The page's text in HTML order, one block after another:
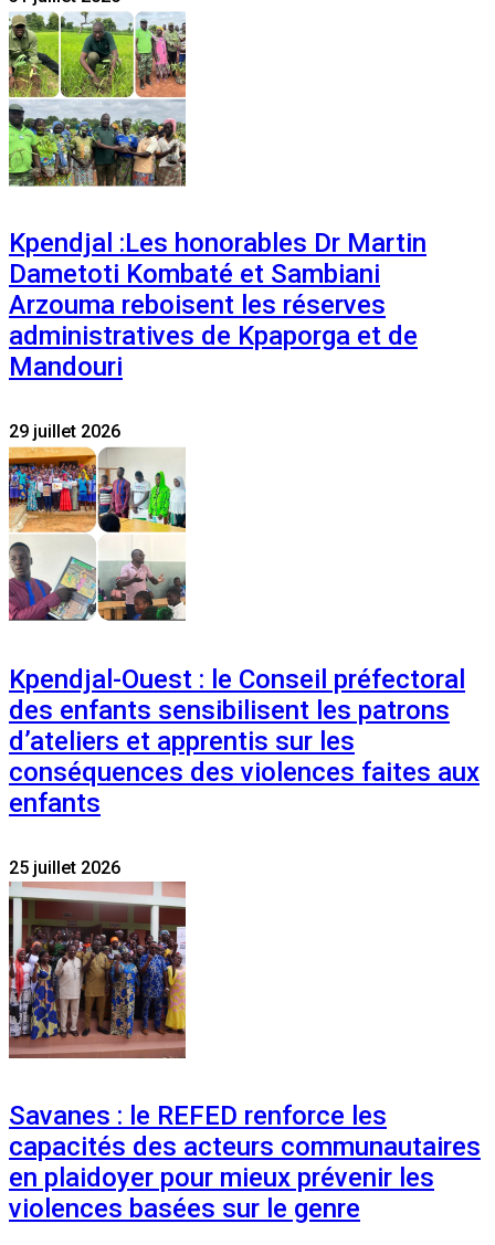
Kpendjal :Les honorables Dr Martin
Dametoti Kombaté et Sambiani
Arzouma reboisent les réserves
administratives de Kpaporga et de
Mandouri
29 juillet 2026
Kpendjal-Ouest : le Conseil préfectoral
des enfants sensibilisent les patrons
d’ateliers et apprentis sur les
conséquences des violences faites aux
enfants
25 juillet 2026
Savanes : le REFED renforce les
capacités des acteurs communautaires
en plaidoyer pour mieux prévenir les
violences basées sur le genre